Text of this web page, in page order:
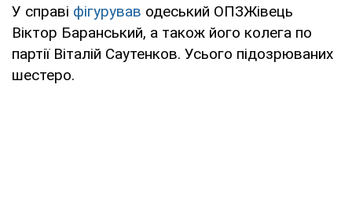
У справі фігурував одеський ОПЗЖівець
Віктор Баранський, а також його колега по
партії Віталій Саутенков. Усього підозрюваних
шестеро.